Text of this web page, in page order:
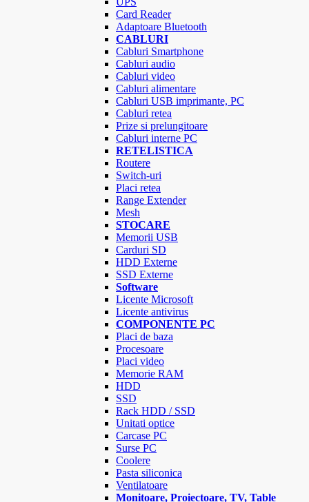
Card Reader
Adaptoare Bluetooth
CABLURI
Cabluri Smartphone
Cabluri audio
Cabluri video
Cabluri alimentare
Cabluri USB imprimante, PC
Cabluri retea
Prize si prelungitoare
Cabluri interne PC
RETELISTICA
Routere
Switch-uri
Placi retea
Range Extender
Mesh
STOCARE
Memorii USB
Carduri SD
HDD Externe
SSD Externe
Software
Licente Microsoft
Licente antivirus
COMPONENTE PC
Placi de baza
Procesoare
Placi video
Memorie RAM
HDD
SSD
Rack HDD / SSD
Unitati optice
Carcase PC
Surse PC
Coolere
Pasta siliconica
Ventilatoare
Monitoare, Proiectoare, TV, Table